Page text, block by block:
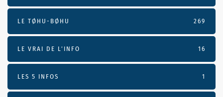
LE TØHU-BØHU 269
LE VRAI DE L’INFO 16
LES 5 INFOS 1